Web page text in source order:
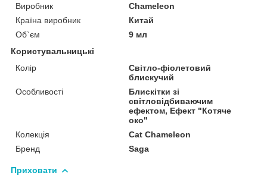
Виробник
Chameleon
Країна виробник
Китай
Об`єм
9 мл
Користувальницькі
Колір
Світло-фіолетовий
блискучий
Особливості
Блискітки зі
світловідбиваючим
ефектом, Ефект "Котяче
око"
Колекція
Cat Chameleon
Бренд
Saga
Приховати